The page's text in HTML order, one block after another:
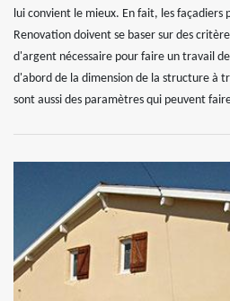
lui convient le mieux. En fait, les façadiers
Renovation doivent se baser sur des
d'argent nécessaire pour faire un travail
d'abord de la dimension de la structure à
sont aussi des paramètres qui peuvent